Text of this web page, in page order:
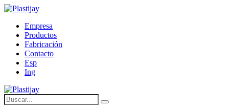
Empresa
Productos
Fabricación
Contacto
Esp
Ing